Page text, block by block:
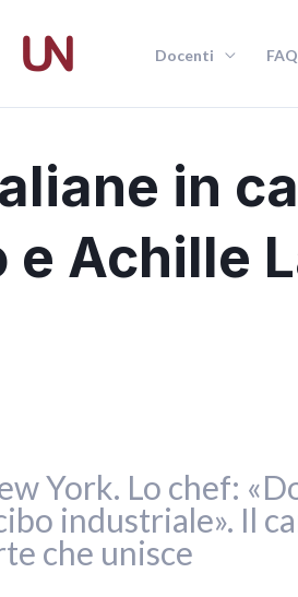
Docenti FAQ
in
e Achille
York. Lo chef:
industriale». Il
che unisce